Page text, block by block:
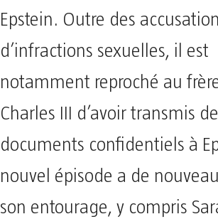
Epstein. Outre des
d’infractions sexuelles, il est
notamment reproché au
Charles III d’avoir transmis
documents confidentiels à
nouvel épisode a de
son entourage, y compris